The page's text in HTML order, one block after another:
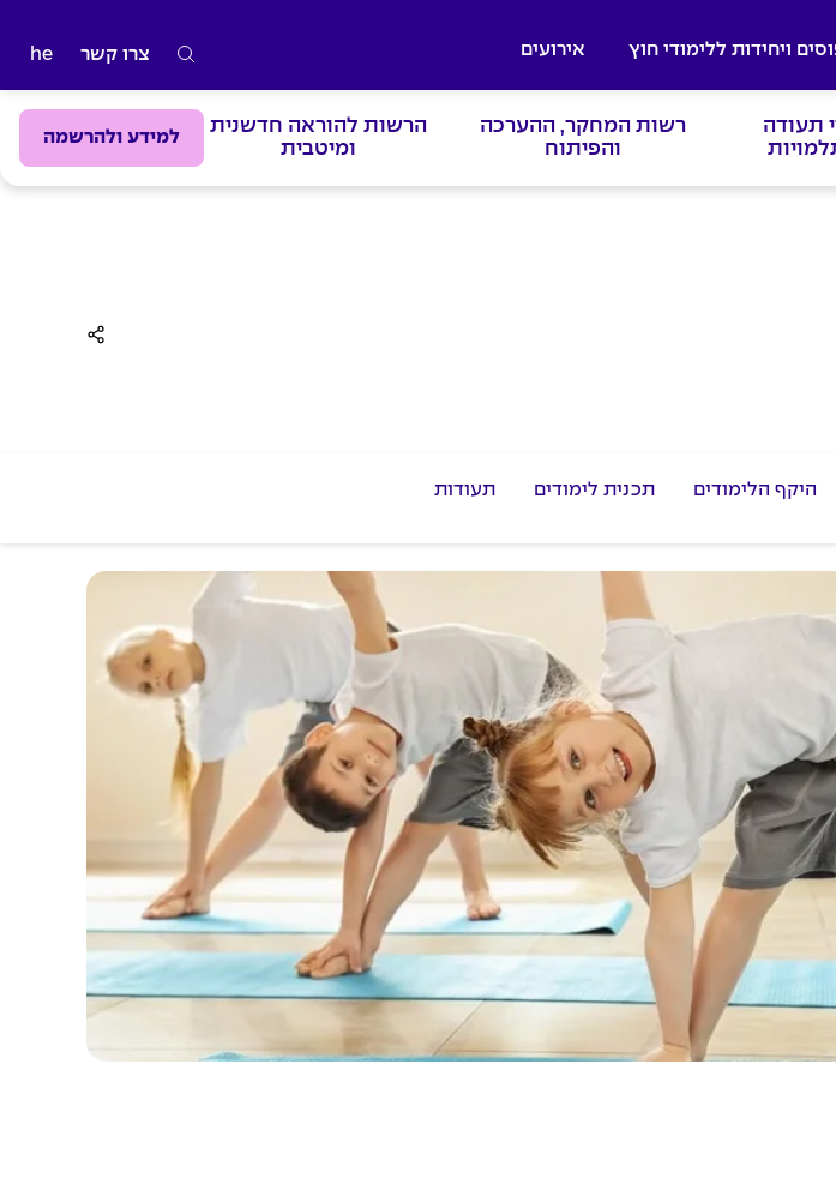
ויחידות ללימודי חוץ
אירועים
ל
ד
צרו קשר he
תעודה
רשות המחקר, ההערכה
והפיתוח
הרשות להוראה חדשנית
ומיטבית
למידע ולהרשמה
היקף הלימודים תכנית לימודים תעודות